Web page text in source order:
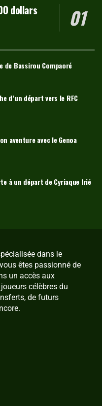
dollars
de Bassirou Compaoré
d’un départ vers le RFC
aventure avec le Genoa
à un départ de Cyriaque Irié
dans le
êtes passionné de
un accès aux
célèbres du
de futurs